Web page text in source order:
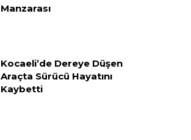
Manzarası
Kocaeli’de Dereye Düşen
Araçta Sürücü Hayatını
Kaybetti